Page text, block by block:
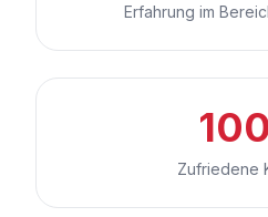
Erfahrung im
Zufriedene